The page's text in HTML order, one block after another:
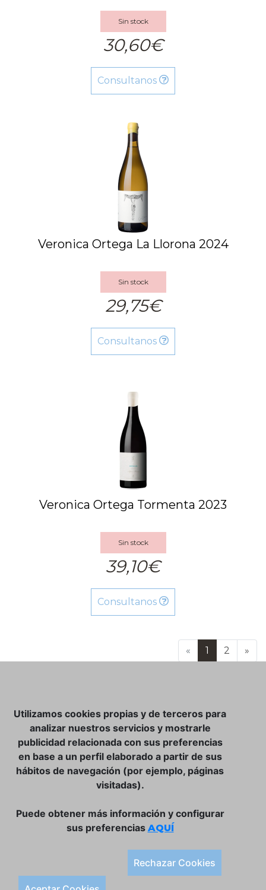
Sin stock
30,60€
Consultanos
Veronica Ortega La Llorona 2024
Sin stock
29,75€
Consultanos
Veronica Ortega Tormenta 2023
Sin stock
39,10€
Consultanos
« 1 2 »
CLUB VINATER
CONTACTO
TIENDA ONLINE:
Plaça de la Llibertat, 22, 07760 Ciutadella
Tlf. 971 93 78 75
Utilizamos cookies propias y de terceros para
analizar nuestros servicios y mostrarle
publicidad relacionada con sus preferencias
en base a un perfil elaborado a partir de sus
hábitos de navegación (por ejemplo, páginas
visitadas).
Puede obtener más información y configurar
sus preferencias AQUÍ
Rechazar Cookies